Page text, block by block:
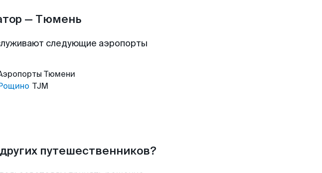
— Тюмень
следующие аэропорты
Тюмени
TJM
путешественников?